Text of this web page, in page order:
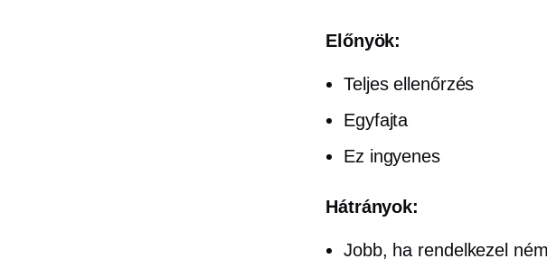
Előnyök:
Teljes ellenőrzés
Egyfajta
Ez ingyenes
Hátrányok:
Jobb, ha rendelkezel